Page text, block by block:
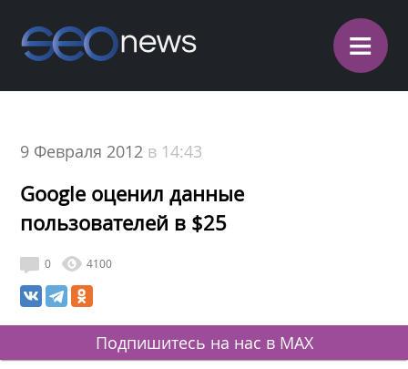
≡
9 Февраля 2012 в 14:43
Google оценил данные
пользователей в $25
0 4100
Подпишитесь на нас в MAX